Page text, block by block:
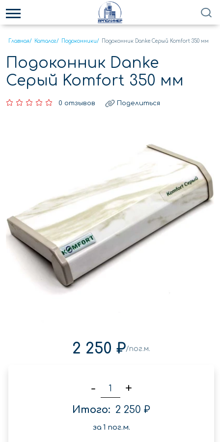
Главная/ Каталог/ Подоконники/ Подоконник Danke Серый Komfort 350 мм
Подоконник Danke
Серый Komfort 350 мм
0 отзывов Поделиться
2 250 ₽/пог.м.
- +
Итого: 2 250 ₽
за 1 пог.м.